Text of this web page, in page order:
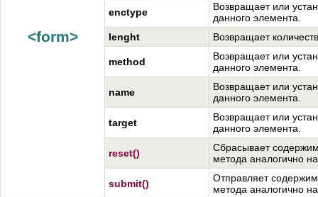
<form>
enctype
Возвращает или
данного элемента.
lenght
Возвращает
method
Возвращает или
данного элемента.
name
Возвращает или
данного элемента.
target
Возвращает или
данного элемента.
reset()
Сбрасывает
метода аналогично
submit()
Отправляет
метода аналогично